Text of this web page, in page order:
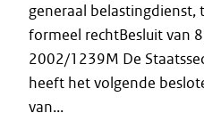
generaal belastingdienst,
formeel rechtBesluit van
2002/1239M De
heeft het volgende
van...